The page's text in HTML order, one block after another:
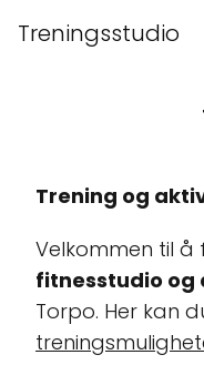
Treningsstudio
Trening og
Velkommen til å
fitnesstudio
Torpo. Her kan